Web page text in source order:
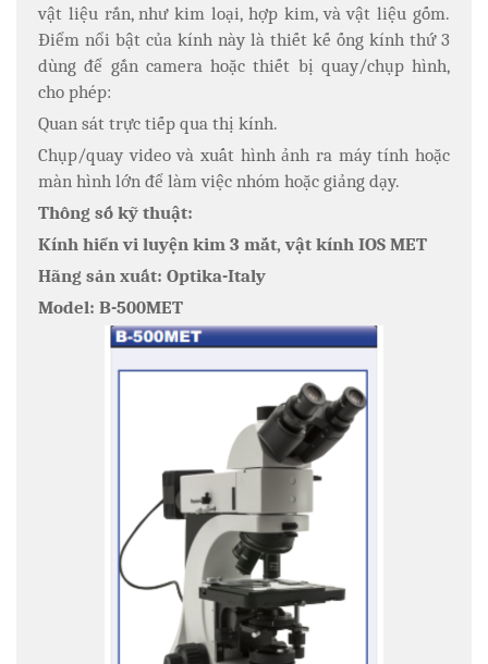
vật liệu rắn, như kim loại, hợp kim, và vật liệu gốm.
Điểm nổi bật của kính này là thiết kế ống kính thứ 3
dùng để gắn camera hoặc thiết bị quay/chụp hình,
cho phép:
Quan sát trực tiếp qua thị kính.
Chụp/quay video và xuất hình ảnh ra máy tính hoặc
màn hình lớn để làm việc nhóm hoặc giảng dạy.
Thông số kỹ thuật:
Kính hiển vi luyện kim 3 mắt, vật kính IOS MET
Hãng sản xuất: Optika-Italy
Model: B-500MET